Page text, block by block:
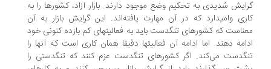
شدیدی به تحکیم وضع موجود دارند. بازار آزاد، کشورها را به
وامی‏دارد که در آن مهارت یافته‌اند. این گرایش بازار به آن
که کشورهای تنگدست باید به ‏فعالیتهای کم بازده کنونی خود
دهند. اما ادامه‏ آن فعالیتها دقیقا همان کاری ‏است که آنها را
می‌کند. اگر کشورهای تنگدست عزم کنند که تنگدستی را